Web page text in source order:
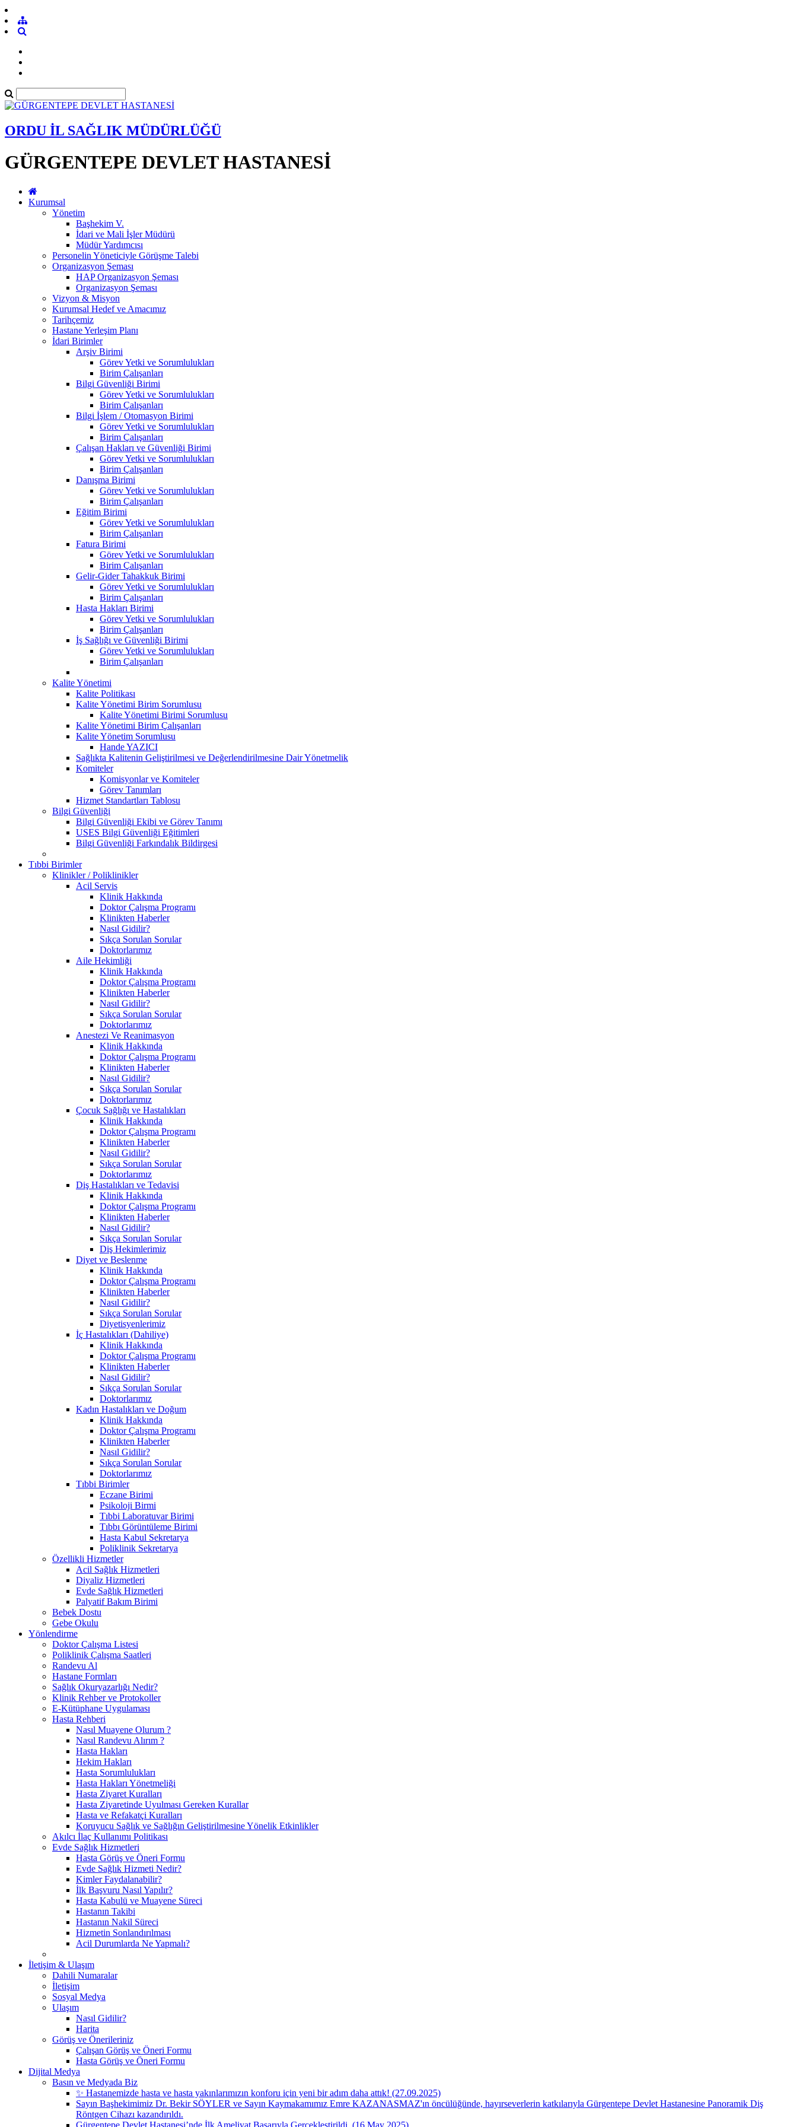
ORDU İL SAĞLIK MÜDÜRLÜĞÜ
GÜRGENTEPE DEVLET HASTANESİ
Kurumsal
Yönetim
Başhekim V.
İdari ve Mali İşler Müdürü
Müdür Yardımcısı
Personelin Yöneticiyle Görüşme Talebi
Organizasyon Şeması
HAP Organizasyon Şeması
Organizasyon Şeması
Vizyon & Misyon
Kurumsal Hedef ve Amacımız
Tarihçemiz
Hastane Yerleşim Planı
İdari Birimler
Arşiv Birimi
Görev Yetki ve Sorumlulukları
Birim Çalışanları
Bilgi Güvenliği Birimi
Görev Yetki ve Sorumlulukları
Birim Çalışanları
Bilgi İşlem / Otomasyon Birimi
Görev Yetki ve Sorumlulukları
Birim Çalışanları
Çalışan Hakları ve Güvenliği Birimi
Görev Yetki ve Sorumlulukları
Birim Çalışanları
Danışma Birimi
Görev Yetki ve Sorumlulukları
Birim Çalışanları
Eğitim Birimi
Görev Yetki ve Sorumlulukları
Birim Çalışanları
Fatura Birimi
Görev Yetki ve Sorumlulukları
Birim Çalışanları
Gelir-Gider Tahakkuk Birimi
Görev Yetki ve Sorumlulukları
Birim Çalışanları
Hasta Hakları Birimi
Görev Yetki ve Sorumlulukları
Birim Çalışanları
İş Sağlığı ve Güvenliği Birimi
Görev Yetki ve Sorumlulukları
Birim Çalışanları
Kalite Yönetimi
Kalite Politikası
Kalite Yönetimi Birim Sorumlusu
Kalite Yönetimi Birimi Sorumlusu
Kalite Yönetimi Birim Çalışanları
Kalite Yönetim Sorumlusu
Hande YAZICI
Sağlıkta Kalitenin Geliştirilmesi ve Değerlendirilmesine Dair Yönetmelik
Komiteler
Komisyonlar ve Komiteler
Görev Tanımları
Hizmet Standartları Tablosu
Bilgi Güvenliği
Bilgi Güvenliği Ekibi ve Görev Tanımı
USES Bilgi Güvenliği Eğitimleri
Bilgi Güvenliği Farkındalık Bildirgesi
Tıbbi Birimler
Klinikler / Poliklinikler
Acil Servis
Klinik Hakkında
Doktor Çalışma Programı
Klinikten Haberler
Nasıl Gidilir?
Sıkça Sorulan Sorular
Doktorlarımız
Aile Hekimliği
Klinik Hakkında
Doktor Çalışma Programı
Klinikten Haberler
Nasıl Gidilir?
Sıkça Sorulan Sorular
Doktorlarımız
Anestezi Ve Reanimasyon
Klinik Hakkında
Doktor Çalışma Programı
Klinikten Haberler
Nasıl Gidilir?
Sıkça Sorulan Sorular
Doktorlarımız
Çocuk Sağlığı ve Hastalıkları
Klinik Hakkında
Doktor Çalışma Programı
Klinikten Haberler
Nasıl Gidilir?
Sıkça Sorulan Sorular
Doktorlarımız
Diş Hastalıkları ve Tedavisi
Klinik Hakkında
Doktor Çalışma Programı
Klinikten Haberler
Nasıl Gidilir?
Sıkça Sorulan Sorular
Diş Hekimlerimiz
Diyet ve Beslenme
Klinik Hakkında
Doktor Çalışma Programı
Klinikten Haberler
Nasıl Gidilir?
Sıkça Sorulan Sorular
Diyetisyenlerimiz
İç Hastalıkları (Dahiliye)
Klinik Hakkında
Doktor Çalışma Programı
Klinikten Haberler
Nasıl Gidilir?
Sıkça Sorulan Sorular
Doktorlarımız
Kadın Hastalıkları ve Doğum
Klinik Hakkında
Doktor Çalışma Programı
Klinikten Haberler
Nasıl Gidilir?
Sıkça Sorulan Sorular
Doktorlarımız
Tıbbi Birimler
Eczane Birimi
Psikoloji Birmi
Tıbbi Laboratuvar Birimi
Tıbbı Görüntüleme Birimi
Hasta Kabul Sekretarya
Poliklinik Sekretarya
Özellikli Hizmetler
Acil Sağlık Hizmetleri
Diyaliz Hizmetleri
Evde Sağlık Hizmetleri
Palyatif Bakım Birimi
Bebek Dostu
Gebe Okulu
Yönlendirme
Doktor Çalışma Listesi
Poliklinik Çalışma Saatleri
Randevu Al
Hastane Formları
Sağlık Okuryazarlığı Nedir?
Klinik Rehber ve Protokoller
E-Kütüphane Uygulaması
Hasta Rehberi
Nasıl Muayene Olurum ?
Nasıl Randevu Alırım ?
Hasta Hakları
Hekim Hakları
Hasta Sorumlulukları
Hasta Hakları Yönetmeliği
Hasta Ziyaret Kuralları
Hasta Ziyaretinde Uyulması Gereken Kurallar
Hasta ve Refakatçi Kuralları
Koruyucu Sağlık ve Sağlığın Geliştirilmesine Yönelik Etkinlikler
Akılcı İlaç Kullanımı Politikası
Evde Sağlık Hizmetleri
Hasta Görüş ve Öneri Formu
Evde Sağlık Hizmeti Nedir?
Kimler Faydalanabilir?
İlk Başvuru Nasıl Yapılır?
Hasta Kabulü ve Muayene Süreci
Hastanın Takibi
Hastanın Nakil Süreci
Hizmetin Sonlandırılması
Acil Durumlarda Ne Yapmalı?
İletişim & Ulaşım
Dahili Numaralar
İletişim
Sosyal Medya
Ulaşım
Nasıl Gidilir?
Harita
Görüş ve Önerileriniz
Çalışan Görüş ve Öneri Formu
Hasta Görüş ve Öneri Formu
Dijital Medya
Basın ve Medyada Biz
✨ Hastanemizde hasta ve hasta yakınlarımızın konforu için yeni bir adım daha attık! (27.09.2025)
Sayın Başhekimimiz Dr. Bekir SÖYLER ve Sayın Kaymakamımız Emre KAZANASMAZ'ın öncülüğünde, hayırseverlerin katkılarıyla Gürgentepe Devlet Hastanesine Panoramik Diş
Röntgen Cihazı kazandırıldı.
Gürgentepe Devlet Hastanesi’nde İlk Ameliyat Başarıyla Gerçekleştirildi. (16 May 2025)